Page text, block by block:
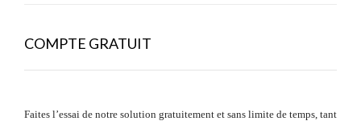
COMPTE GRATUIT
Faites l’essai de notre solution gratuitement et sans limite de temps, tant